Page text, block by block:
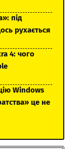
під
рухається
4: чого
Windows
це не